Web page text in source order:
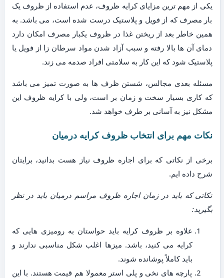
یکی از مهم ترین مزایای کرایه ظروف، عدم استفاده از ظروف یک
بار مصرف که از فویل و پلاستیک درست شده است، می باشد. به
همین خاطر بعد از ریختن غذا در ظروف یکبار مصرف امکان دارد
دمای آن ها بالا رفته و سبب آزاد شدن مواد سرطان زا از فویل یا
پلاستیک شود که این کار به سلامتی افراد صدمه می زند.
مسئله بعدی مجالس، شستن ظرف ها به صورت تمیز می باشد
که کاری بسیار سخت و زمان بر است، ولی با کرایه ظروف این
مشکل نیز به آسانی بر طرف خواهد شد.
نکات مهم برای انتخاب ظروف کرایه درمیان
برخی از نکاتی که برای اجاره ظروف نیاز هست بدانید، برایتان
شرح داده ایم.
نکاتی که باید در زمان اجاره ظروف مراسم درمیان باید در نظر
بگیرید:
علاوه بر ظروف کرایه باید حواستان به رومیزی هایی که
کرایه می کنید، باشد. میزها اغلب شکل مناسبی ندارند و
باید کاملاً پوشانده شوند.
پارچه های نخی و پلی استر معمولا هم قیمت هستند. با این